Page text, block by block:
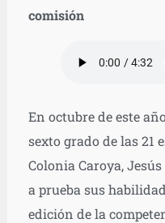
comisión
En octubre de este
sexto grado de las 21
Colonia Caroya,
a prueba sus
edición de la